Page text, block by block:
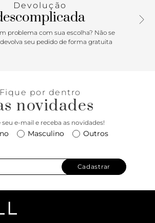
você ainda não tem esse modelo de
não sabe o que está perdendo! Ela é
e nessa versão em material box
Devolução
problema com sua escolha? Não se
seu pedido de forma gratuita
Fique por dentro
novidades
e-mail e receba as novidades!
Masculino Outros
Cadastrar